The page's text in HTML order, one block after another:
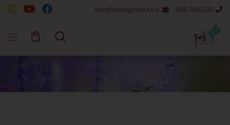
Skip to content
058-7496222
info@edenganor.co.il
Search